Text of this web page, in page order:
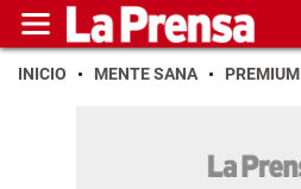
INICIO MENTE SANA PREMIUM